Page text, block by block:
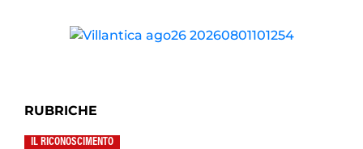
RUBRICHE
IL RICONOSCIMENTO